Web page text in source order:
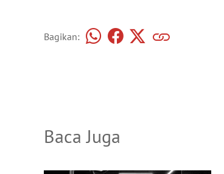
Bagikan:
Baca Juga